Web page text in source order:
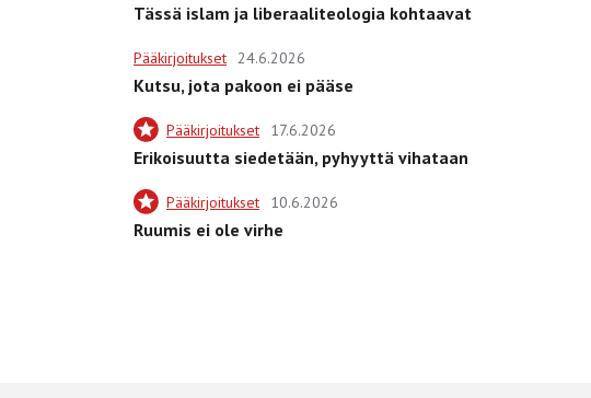
Tässä islam ja liberaaliteologia kohtaavat
Pääkirjoitukset 24.6.2026
Kutsu, jota pakoon ei pääse
Pääkirjoitukset 17.6.2026
Erikoisuutta siedetään, pyhyyttä vihataan
Pääkirjoitukset 10.6.2026
Ruumis ei ole virhe